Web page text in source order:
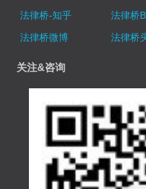
法律桥-知乎
法律桥
法律桥微博
法律桥
关注&咨询